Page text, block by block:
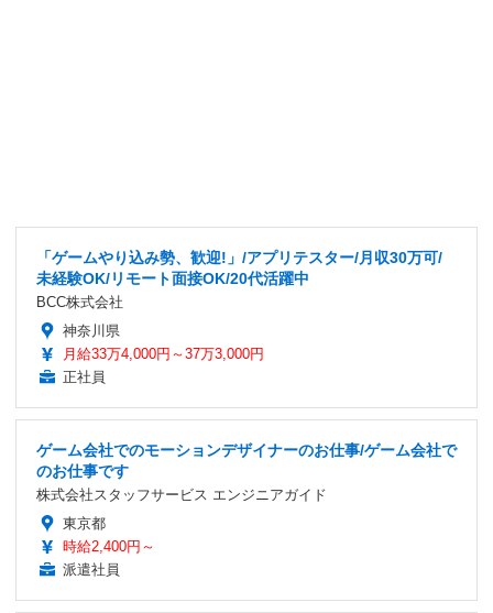
「ゲームやり込み勢、歓迎!」/アプリテスター/月収30万可/
未経験OK/リモート面接OK/20代活躍中
BCC株式会社
神奈川県
月給33万4,000円～37万3,000円
正社員
ゲーム会社でのモーションデザイナーのお仕事/ゲーム会社で
のお仕事です
株式会社スタッフサービス エンジニアガイド
東京都
時給2,400円～
派遣社員